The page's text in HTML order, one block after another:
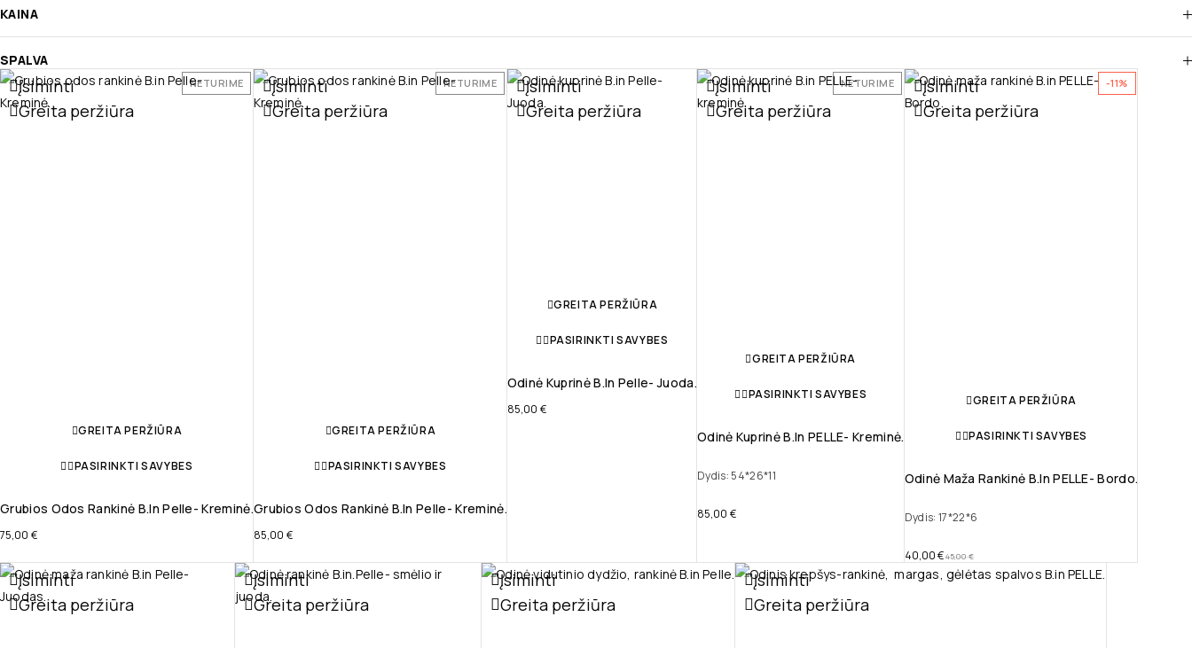
KAINA
SPALVA
NETURIME
Įsiminti
Greita peržiūra
GREITA PERŽIŪRA
PASIRINKTI SAVYBES
Grubios Odos Rankinė B.in Pelle- Kreminė.
75,00 €
NETURIME
Įsiminti
Greita peržiūra
GREITA PERŽIŪRA
PASIRINKTI SAVYBES
Grubios Odos Rankinė B.in Pelle- Kreminė.
85,00 €
Įsiminti
Greita peržiūra
GREITA PERŽIŪRA
PASIRINKTI SAVYBES
Odinė Kuprinė B.in Pelle- Juoda.
85,00 €
NETURIME
Įsiminti
Greita peržiūra
GREITA PERŽIŪRA
PASIRINKTI SAVYBES
Odinė Kuprinė B.in PELLE- Kreminė.
Dydis: 54*26*11
85,00 €
-11%
Įsiminti
Greita peržiūra
GREITA PERŽIŪRA
PASIRINKTI SAVYBES
Odinė Maža Rankinė B.in PELLE- Bordo.
Dydis: 17*22*6
45,00€
40,00€
Įsiminti
Greita peržiūra
Įsiminti
Greita peržiūra
Įsiminti
Greita peržiūra
Įsiminti
Greita peržiūra